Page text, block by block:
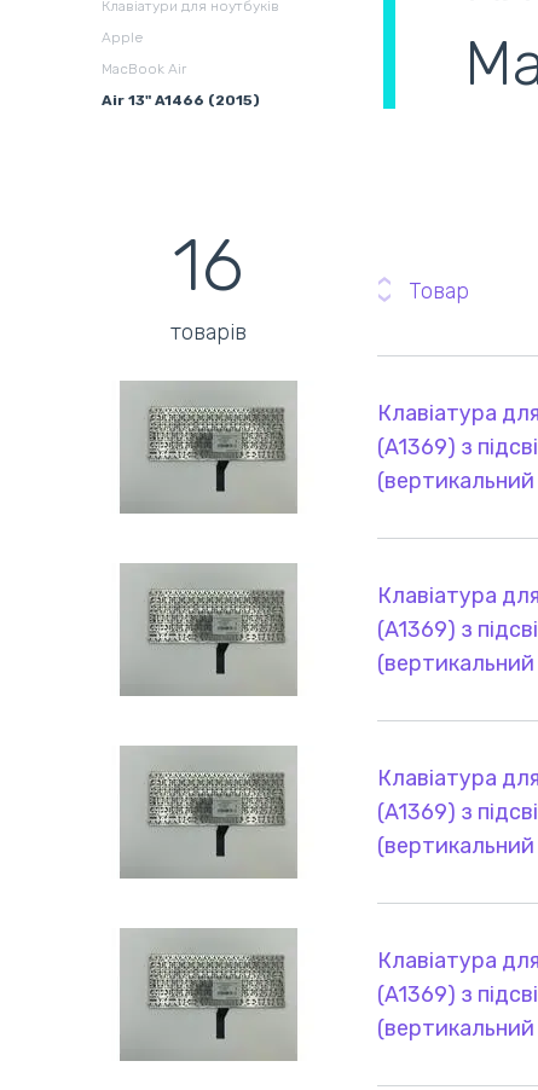
Клавіатури для ноутбуків
Apple
MacBook Air
Air 13" A1466 (2015)
16
товарів
Товар
Клавіатура
(A1369) з
Клавіатура
(A1369) з
Клавіатура
(A1369) з
Клавіатура
(A1369) з